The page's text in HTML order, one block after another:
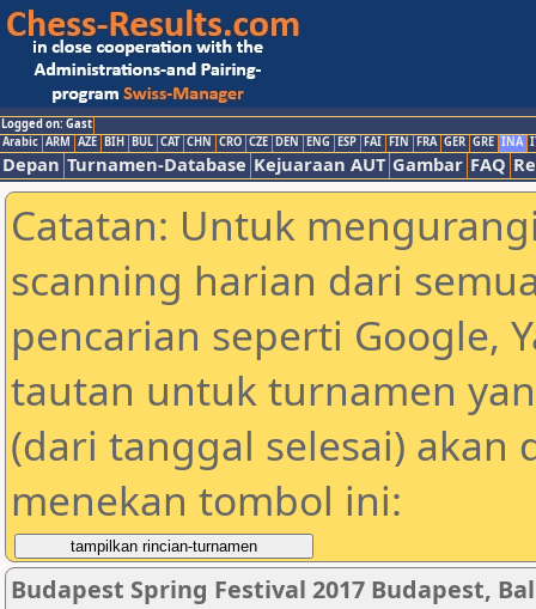
Logged on: Gast
Arabic ARM AZE BIH BUL CAT CHN CRO CZE DEN ENG ESP FAI FIN FRA GER GRE INA
Depan Turnamen-Database Kejuaraan AUT Gambar FAQ
Catatan: Untuk
scanning harian dari
pencarian seperti Google,
tautan untuk turnamen
(dari tanggal selesai) akan
menekan tombol ini:
Budapest Spring Festival 2017 Budapest,